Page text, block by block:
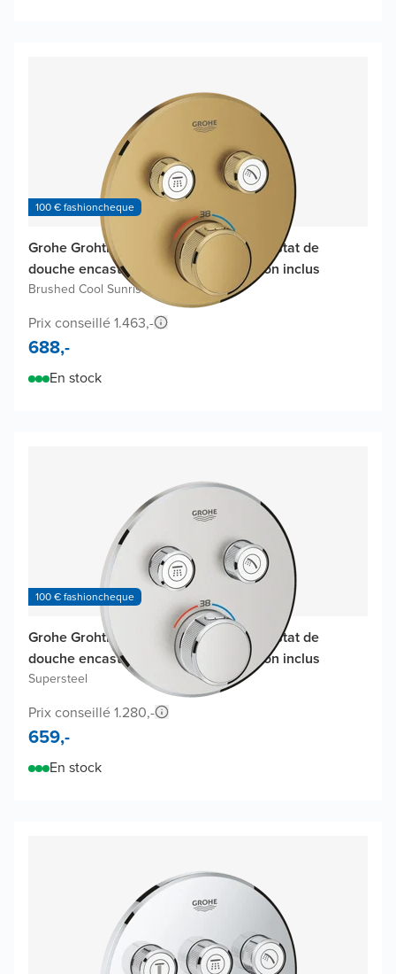
100 € fashioncheque
Grohe Grohtherm SmartControl thermostat de
douche encastré, élément encastré non inclus
Brushed Cool Sunrise
Prix conseillé 1.463,-
688,-
En stock
100 € fashioncheque
Grohe Grohtherm SmartControl thermostat de
douche encastré, élément encastré non inclus
Supersteel
Prix conseillé 1.280,-
659,-
En stock